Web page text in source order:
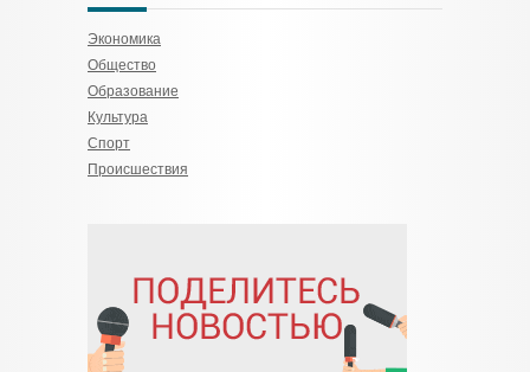
Экономика
Общество
Образование
Культура
Спорт
Происшествия